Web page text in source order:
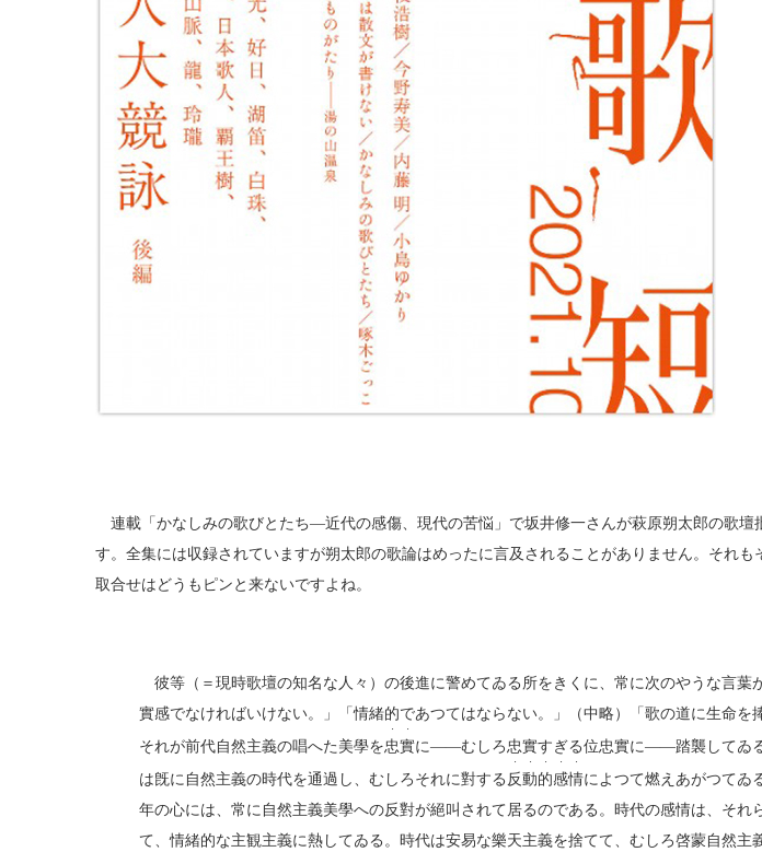
連載「かなしみの歌びとたち―近代の感傷、現代の苦悩」で坂井修一さんが萩原朔太郎の歌壇
す。全集には収録されていますが朔太郎の歌論はめったに言及されることがありません。それ
取合せはどうもピンと来ないですよね。
彼等（＝現時歌壇の知名な人々）の後進に警めてゐる所をきくに、常に次のやうな言葉
實感でなければいけない。」「情緒的であつてはならない。」（中略）「歌の道に生命を
それが前代自然主義の唱へた美學を忠實
・・
に――むしろ忠實すぎる位忠實に――踏襲してゐ
は旣に自然主義の時代を通過し、むしろそれに對する反動的感情
・・・・・
によつて燃えあがつてゐ
年の心には、常に自然主義美學への反對が絕叫されて居るのである。時代の感情は、それ
て、情緒的な主観主義に熱してゐる。時代は安易な樂天主義を捨てて、むしろ啓蒙自然主